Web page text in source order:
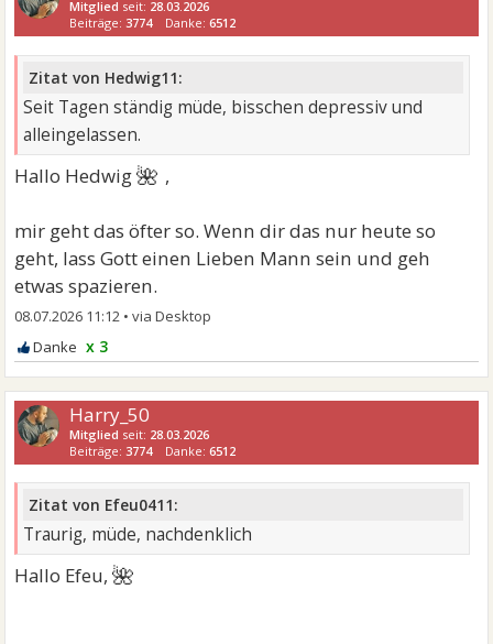
Mitglied seit: 28.03.2026
Beiträge: 3774 Danke:6512
Zitat von Hedwig11:
Seit Tagen ständig müde, bisschen depressiv und
alleingelassen.
Hallo Hedwig🌺 ,
mir geht das öfter so. Wenn dir das nur heute so
geht, lass Gott einen Lieben Mann sein und geh
etwas spazieren.
08.07.2026 11:12 •
x 3
Harry_50
Mitglied seit: 28.03.2026
Beiträge: 3774 Danke:6512
Zitat von Efeu0411:
Traurig, müde, nachdenklich
Hallo Efeu,🌺